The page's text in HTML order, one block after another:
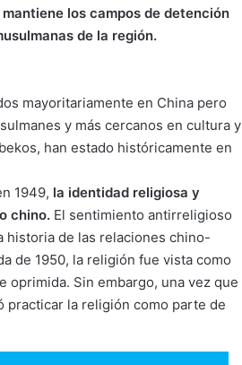
los campos de detención
de la región.
mayoritariamente en China pero
y más cercanos en cultura y
han estado históricamente en
1949, la identidad religiosa y
chino. El sentimiento antirreligioso
historia de las relaciones chino-
de 1950, la religión fue vista como
Sin embargo, una vez que
practicar la religión como parte de